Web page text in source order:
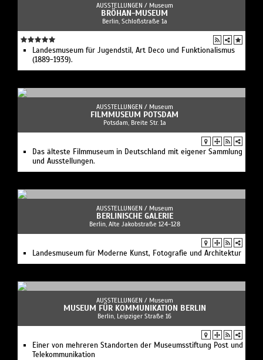
AUSSTELLUNGEN / Museum
BRÖHAN-MUSEUM
Berlin, Schloßstraße 1a
Landesmuseum für Jugendstil, Art Deco und Funktionalismus
(1889-1939).
AUSSTELLUNGEN / Museum
FILMMUSEUM POTSDAM
Potsdam, Breite Str. 1a
Das älteste Filmmuseum in Deutschland mit eigener Sammlung
und Ausstellungen.
AUSSTELLUNGEN / Museum
BERLINISCHE GALERIE
Berlin, Alte Jakobstraße 124-128
Landesmuseum für Moderne Kunst, Fotografie und Architektur
AUSSTELLUNGEN / Museum
MUSEUM FÜR KOMMUNIKATION BERLIN
Berlin, Leipziger Straße 16
Einer von mehreren Standorten der Museumsstiftung Post und
Telekommunikation